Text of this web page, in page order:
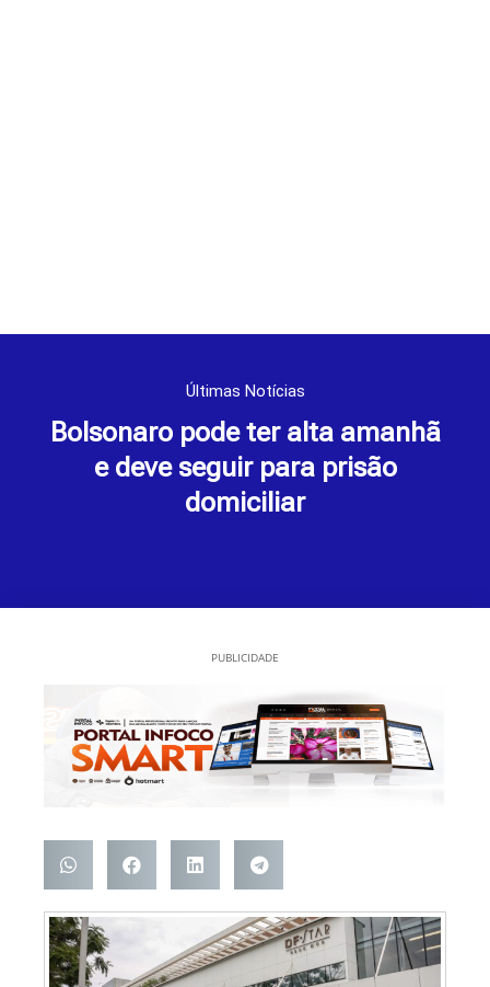
Últimas Notícias
Bolsonaro pode ter alta amanhã
e deve seguir para prisão
domiciliar
PUBLICIDADE